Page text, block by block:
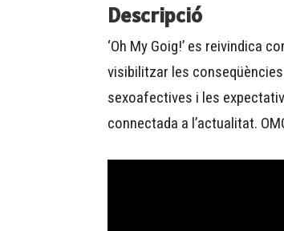
Descripció
‘Oh My Goig!’ es reivindica
visibilitzar les
sexoafectives i les
connectada a l’actualitat.